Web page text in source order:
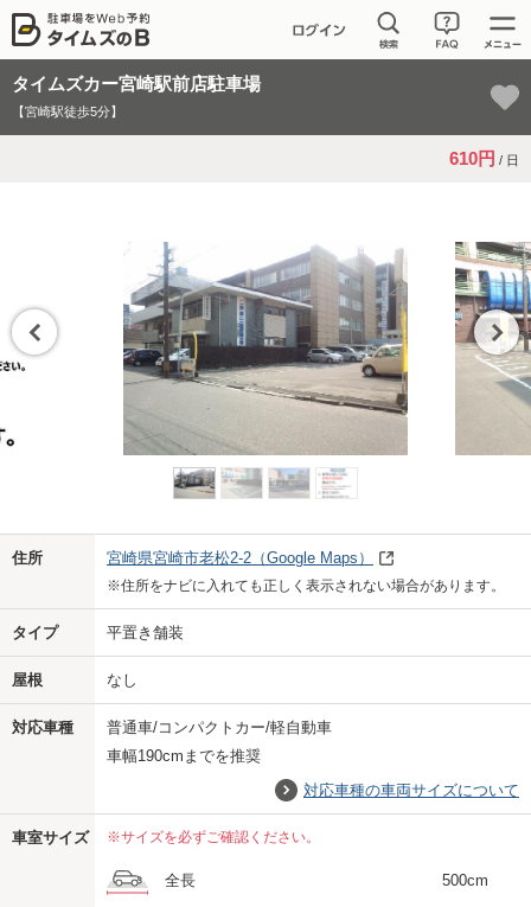
タイムズカー宮崎駅前店駐車場
【宮崎駅徒歩5分】
610円 / 日
Previo
住所 宮崎県宮崎市老松2-2 （Google Maps）
※住所をナビに入れても正しく表示されない場合があります。
タイプ 平置き舗装
屋根 なし
対応車種
普通車/コンパクトカー/軽自動車
車幅190cmまでを推奨
対応車種の車両サイズについて
車室サイズ ※サイズを必ずご確認ください。
全長 500cm